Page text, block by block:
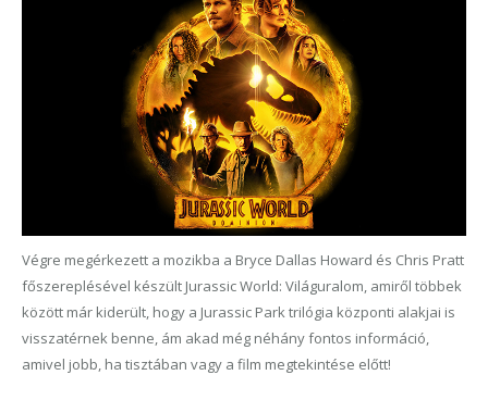
Végre megérkezett a mozikba a Bryce Dallas Howard és Chris Pratt
főszereplésével készült Jurassic World: Világuralom, amiről többek
között már kiderült, hogy a Jurassic Park trilógia központi alakjai is
visszatérnek benne, ám akad még néhány fontos információ,
amivel jobb, ha tisztában vagy a film megtekintése előtt!